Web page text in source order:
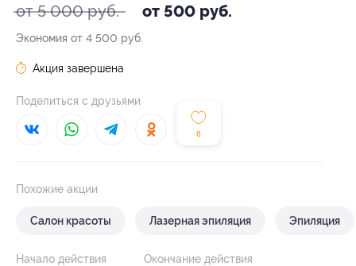
от 5 000 руб. от 500 руб.
Экономия от 4 500 руб.
6
Акция завершена
Поделиться с друзьями
Похожие акции
Салон красоты Лазерная эпиляция Эпиляция
Начало действия Окончание действия